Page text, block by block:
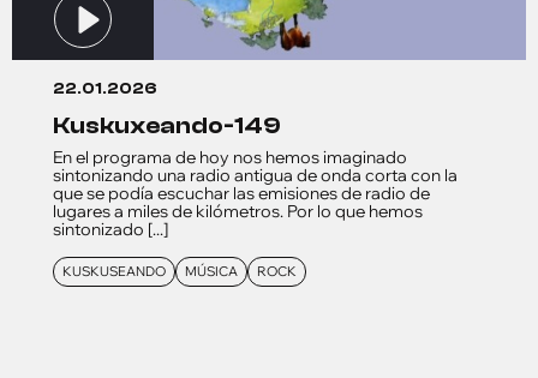
22.01.2026
kuskuxeando-149
En el programa de hoy nos hemos imaginado
sintonizando una radio antigua de onda corta con la
que se podía escuchar las emisiones de radio de
lugares a miles de kilómetros. Por lo que hemos
sintonizado [...]
KUSKUSEANDO MÚSICA ROCK